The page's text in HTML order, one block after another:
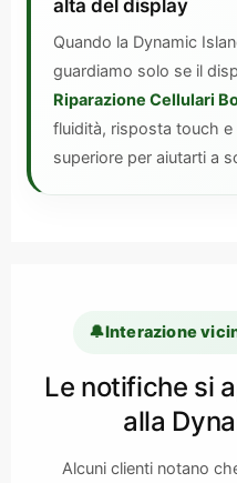
alta del display
Quando la Dynamic
guardiamo solo se il
Riparazione Cellulari
fluidità, risposta touch
superiore per aiutarti a
🔔Interazione
Le notifiche si
alla
Alcuni clienti notano